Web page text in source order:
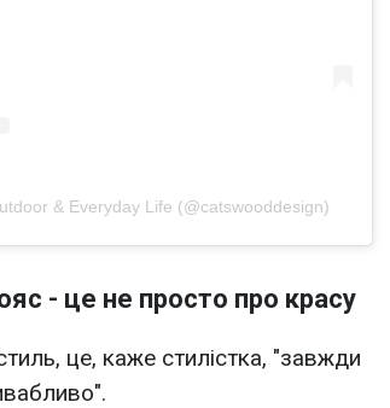
& Everyday Life (@catswooddesign)
- це не просто про красу
це, каже стилістка, "завжди